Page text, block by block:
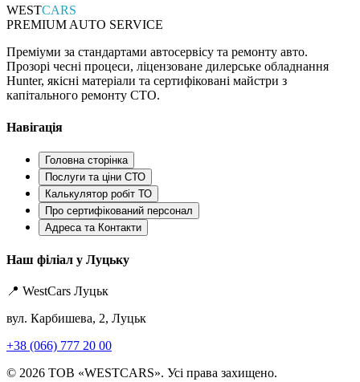
WESTCARS
PREMIUM AUTO SERVICE
Преміуми за стандартами автосервісу та ремонту авто.
Прозорі чесні процеси, ліцензоване дилерське обладнання
Hunter, якісні матеріали та сертифіковані майстри з
капітального ремонту СТО.
Навігація
Головна сторінка
Послуги та ціни СТО
Калькулятор робіт ТО
Про сертифікований персонал
Адреса та Контакти
Наш філіал у Луцьку
📍 WestCars Луцьк
вул. Карбишева, 2, Луцьк
+38 (066) 777 20 00
© 2026 ТОВ «WESTCARS». Усі права захищено.